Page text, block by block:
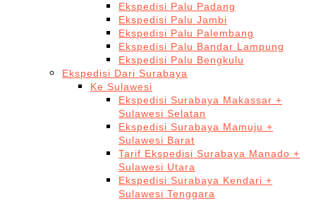
Ekspedisi Palu Padang
Ekspedisi Palu Jambi
Ekspedisi Palu Palembang
Ekspedisi Palu Bandar Lampung
Ekspedisi Palu Bengkulu
Ekspedisi Dari Surabaya
Ke Sulawesi
Ekspedisi Surabaya Makassar +
Sulawesi Selatan
Ekspedisi Surabaya Mamuju +
Sulawesi Barat
Tarif Ekspedisi Surabaya Manado +
Sulawesi Utara
Ekspedisi Surabaya Kendari +
Sulawesi Tenggara